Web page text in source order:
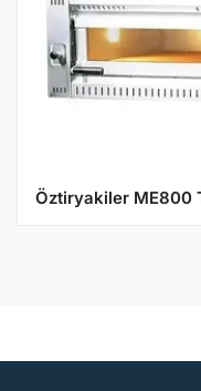
Öztiryakiler ME800